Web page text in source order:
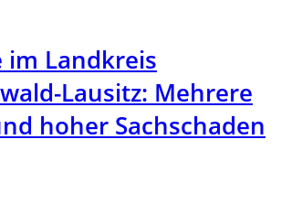
im Landkreis
Lausitz: Mehrere
hoher Sachschaden